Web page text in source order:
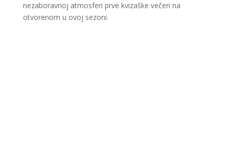
nezaboravnoj atmosferi prve kvizaške večeri na
otvorenom u ovoj sezoni.